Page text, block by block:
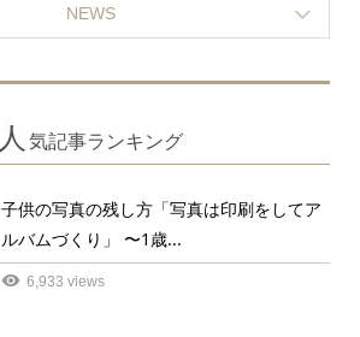
NEWS
人 気記事ランキング
子供の写真の残し方「写真は印刷をしてア
ルバムづくり」 〜1歳...
6,933 views